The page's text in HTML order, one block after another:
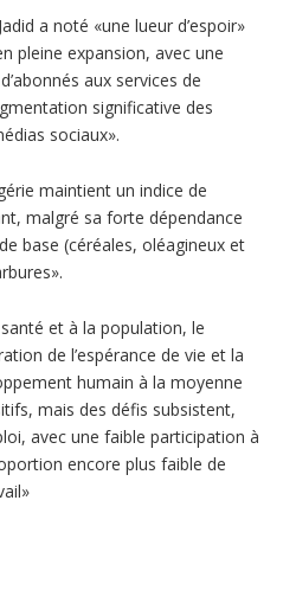
a noté «une lueur d’espoir»
pleine expansion, avec une
aux services de
significative des
sociaux».
maintient un indice de
malgré sa forte dépendance
base (céréales, oléagineux et
et à la population, le
de l’espérance de vie et la
humain à la moyenne
mais des défis subsistent,
avec une faible participation à
encore plus faible de